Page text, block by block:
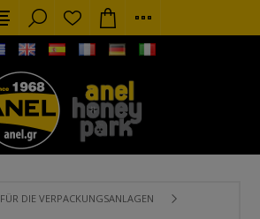
FÜR DIE VERPACKUNGSANLAGEN